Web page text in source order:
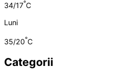
34/17°C
Luni
35/20°C
Categorii